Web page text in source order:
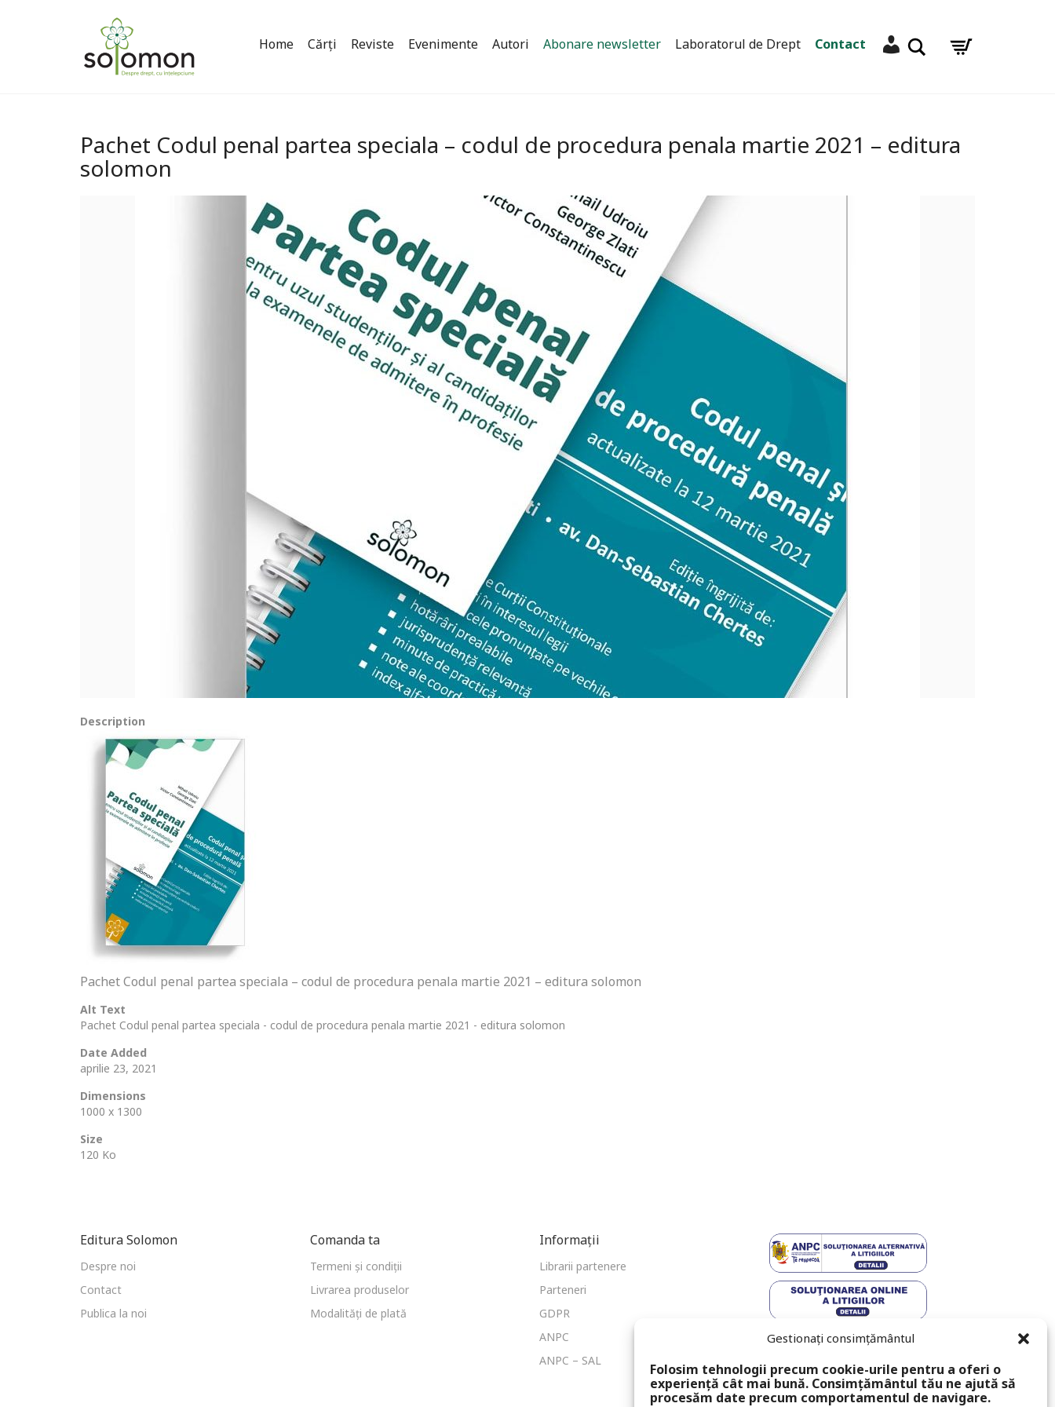
Gestionați consimțământul
Folosim tehnologii precum cookie-urile pentru a oferi o
experiență cât mai bună. Consimțământul tău ne ajută să
procesăm date precum comportamentul de navigare.
Home Cărți Reviste Evenimente Autori Abonare newsletter Laboratorul de Drept Contact Contul meuCaută
Pachet Codul penal partea speciala – codul de procedura penala martie 2021 – editura
solomon
Description
Pachet Codul penal partea speciala – codul de procedura penala martie 2021 – editura solomon
Alt Text
Pachet Codul penal partea speciala - codul de procedura penala martie 2021 - editura solomon
Date Added
aprilie 23, 2021
Dimensions
1000 x 1300
Size
120 Ko
Editura Solomon
Despre noi
Contact
Publica la noi
Comanda ta
Termeni și condiții
Livrarea produselor
Modalități de plată
Informații
Librarii partenere
Parteneri
GDPR
ANPC
ANPC – SAL